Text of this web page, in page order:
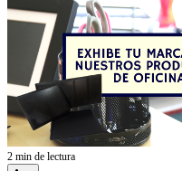
2 min de lectura